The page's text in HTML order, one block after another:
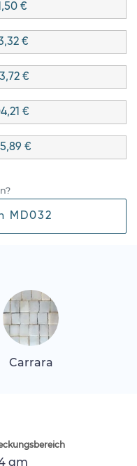
€
€
€
€
€
MD032
Carrara
qm